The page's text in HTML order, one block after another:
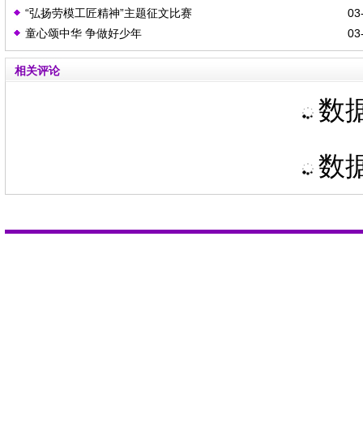
“弘扬劳模工匠精神”主题征文比赛
童心颂中华 争做好少年
相关评论
数
数